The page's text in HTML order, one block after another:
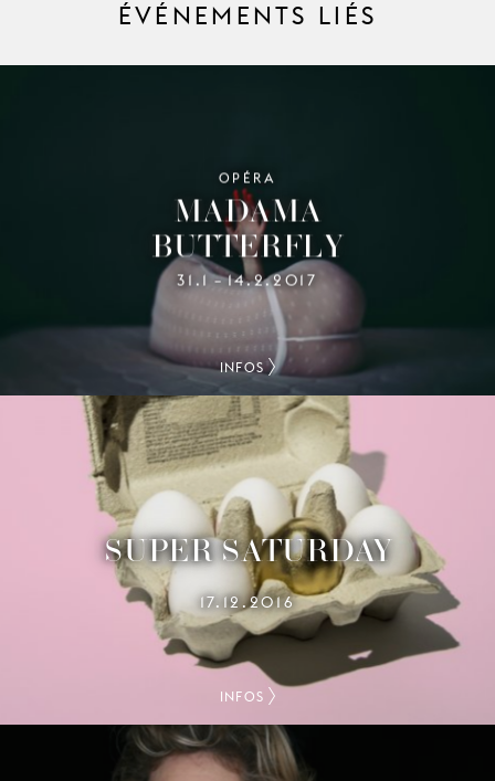
ÉVÉNEMENTS LIÉS
OPÉRA
MADAMA
BUTTERFLY
31.1 –14.2.2017
INFOS
SUPER SATURDAY
17.12.2016
INFOS